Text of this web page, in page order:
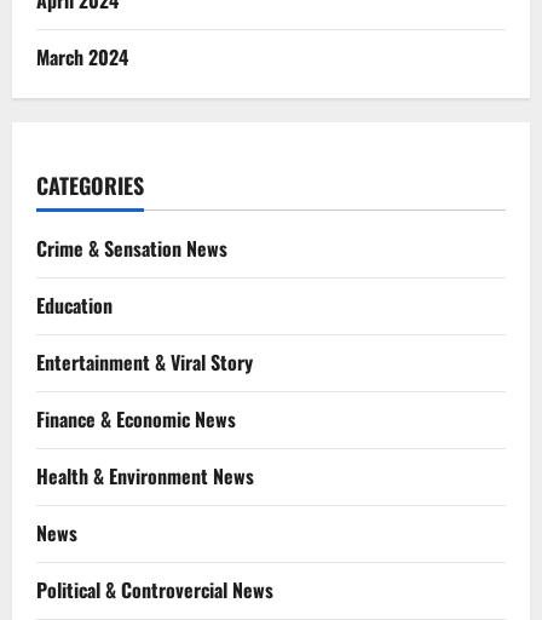
March 2024
CATEGORIES
Crime & Sensation News
Education
Entertainment & Viral Story
Finance & Economic News
Health & Environment News
News
Political & Controvercial News